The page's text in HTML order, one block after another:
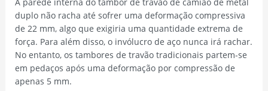
duplo não racha até sofrer uma deformação compressiva
de 22 mm, algo que exigiria uma quantidade extrema de
força. Para além disso, o invólucro de aço nunca irá rachar.
No entanto, os tambores de travão tradicionais partem-se
em pedaços após uma deformação por compressão de
apenas 5 mm.